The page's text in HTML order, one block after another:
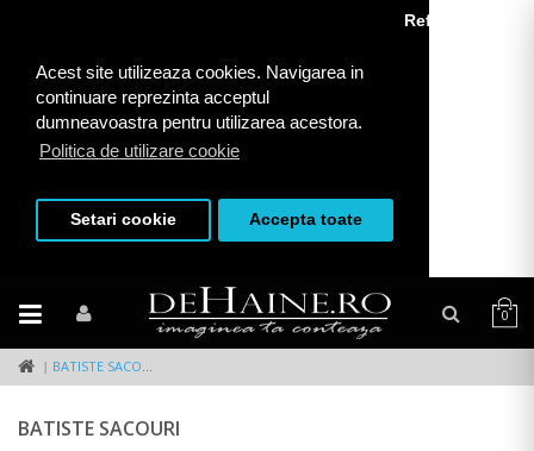
Acest site utilizeaza cookies. Navigarea in
continuare reprezinta acceptul
dumneavoastra pentru utilizarea acestora.
Politica de utilizare cookie
Refuza toate
Setari cookie Accepta toate
0
BATISTE SACOURI
BATISTE SACOURI